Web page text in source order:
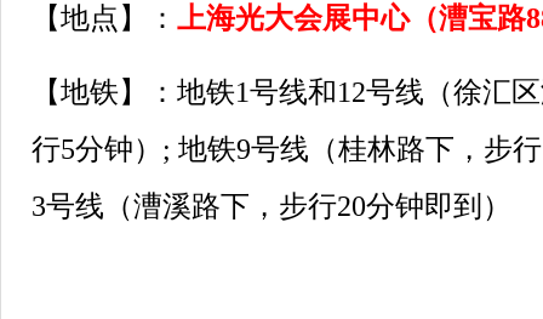
【地点】： 上海光大会展中心（漕宝路
【地铁】：地铁1号线和12号线（徐汇
行5分钟）; 地铁9号线（桂林路下，步
3号线（漕溪路下，步行20分钟即到）